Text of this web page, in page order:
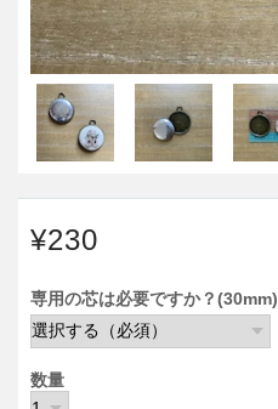
¥230
専用の芯は必要ですか？(30mm)
数量